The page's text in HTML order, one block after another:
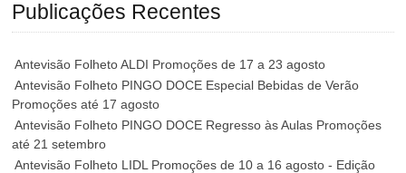
Publicações Recentes
Antevisão Folheto ALDI Promoções de 17 a 23 agosto
Antevisão Folheto PINGO DOCE Especial Bebidas de Verão
Promoções até 17 agosto
Antevisão Folheto PINGO DOCE Regresso às Aulas Promoções
até 21 setembro
Antevisão Folheto LIDL Promoções de 10 a 16 agosto - Edição